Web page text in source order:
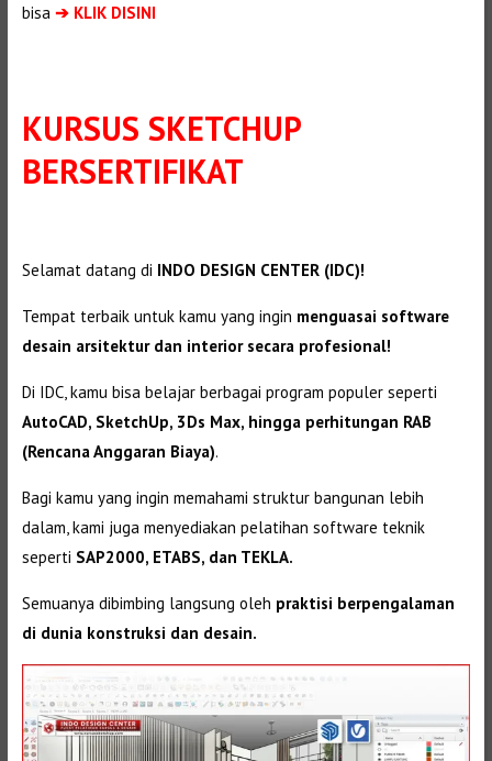
bisa ➔ KLIK DISINI
KURSUS SKETCHUP
BERSERTIFIKAT
Selamat datang di INDO DESIGN CENTER (IDC)!
Tempat terbaik untuk kamu yang ingin menguasai software
desain arsitektur dan interior secara profesional!
Di IDC, kamu bisa belajar berbagai program populer seperti
AutoCAD, SketchUp, 3Ds Max, hingga perhitungan RAB
(Rencana Anggaran Biaya).
Bagi kamu yang ingin memahami struktur bangunan lebih
dalam, kami juga menyediakan pelatihan software teknik
seperti SAP2000, ETABS, dan TEKLA.
Semuanya dibimbing langsung oleh praktisi berpengalaman
di dunia konstruksi dan desain.